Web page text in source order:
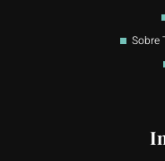
Sobre